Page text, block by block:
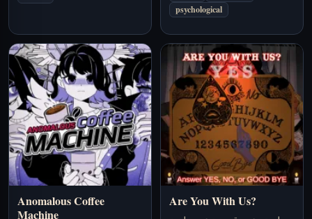
قديم، ورعب متسلل.
psychological
Anomalous Coffee
Machine
Are You With Us?